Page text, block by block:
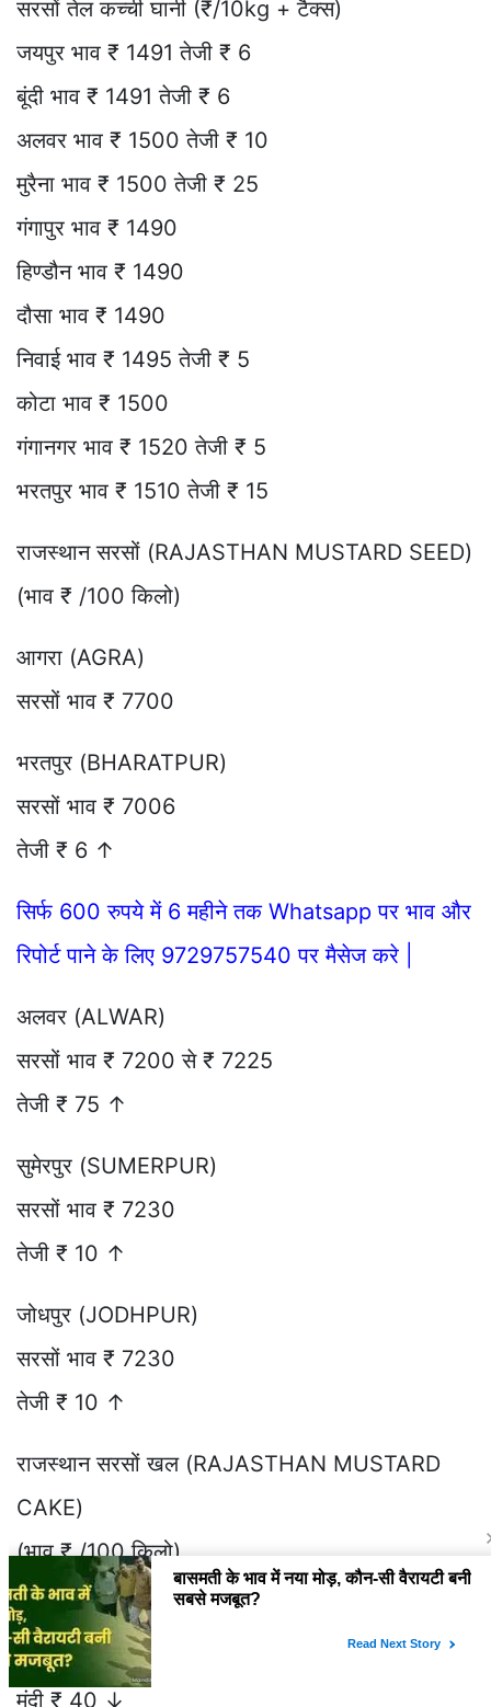
सरसों तेल कच्ची घानी (₹/10kg + टैक्स)
जयपुर भाव ₹ 1491 तेजी ₹ 6
बूंदी भाव ₹ 1491 तेजी ₹ 6
अलवर भाव ₹ 1500 तेजी ₹ 10
मुरैना भाव ₹ 1500 तेजी ₹ 25
गंगापुर भाव ₹ 1490
हिण्डौन भाव ₹ 1490
दौसा भाव ₹ 1490
निवाई भाव ₹ 1495 तेजी ₹ 5
कोटा भाव ₹ 1500
गंगानगर भाव ₹ 1520 तेजी ₹ 5
भरतपुर भाव ₹ 1510 तेजी ₹ 15
राजस्थान सरसों (RAJASTHAN MUSTARD SEED)
(भाव ₹ /100 किलो)
आगरा (AGRA)
सरसों भाव ₹ 7700
भरतपुर (BHARATPUR)
सरसों भाव ₹ 7006
तेजी ₹ 6 ↑
सिर्फ 600 रुपये में 6 महीने तक Whatsapp पर भाव और
रिपोर्ट पाने के लिए 9729757540 पर मैसेज करे |
अलवर (ALWAR)
सरसों भाव ₹ 7200 से ₹ 7225
तेजी ₹ 75 ↑
सुमेरपुर (SUMERPUR)
सरसों भाव ₹ 7230
तेजी ₹ 10 ↑
जोधपुर (JODHPUR)
सरसों भाव ₹ 7230
तेजी ₹ 10 ↑
राजस्थान सरसों खल (RAJASTHAN MUSTARD
CAKE)
(भाव ₹ /100 किलो)
अलवर (ALWAR)
सरसों खल भाव ₹ 2800
मंदी ₹ 40 ↓